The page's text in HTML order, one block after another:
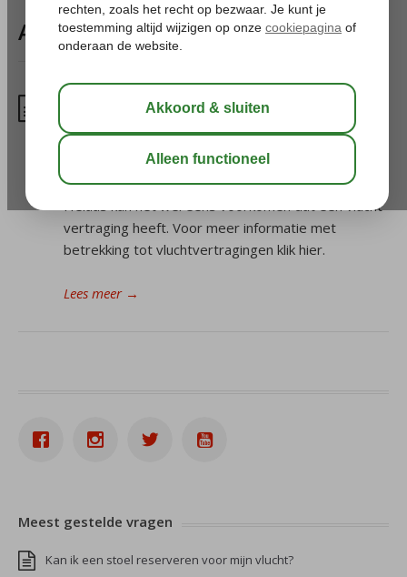
Artikelen Tagged:vertraging
Heeft mijn vlucht vertraging?
Corendon doet er alles aan om jouw vakantie
zorgeloos te laten verlopen. Daar hoort natuurlijk
ook het op tijd vertrekken van het vliegtuig bij.
Helaas kan het wel eens voorkomen dat een vlucht
vertraging heeft. Voor meer informatie met
betrekking tot vluchtvertragingen klik hier.
Lees meer→
Meest gestelde vragen
Kan ik een stoel reserveren voor mijn vlucht?